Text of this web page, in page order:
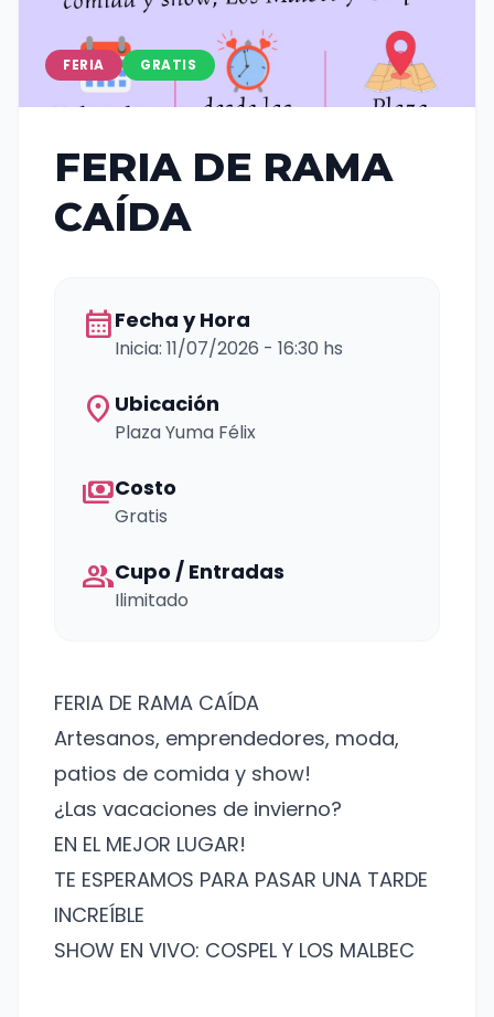
FERIA GRATIS
FERIA DE RAMA
CAÍDA
calendar_monthFecha y Hora
Inicia: 11/07/2026 - 16:30 hs
location_on Ubicación
Plaza Yuma Félix
paymentsCosto
Gratis
groupCupo / Entradas
Ilimitado
FERIA DE RAMA CAÍDA
Artesanos, emprendedores, moda,
patios de comida y show!
¿Las vacaciones de invierno?
EN EL MEJOR LUGAR!
TE ESPERAMOS PARA PASAR UNA TARDE
INCREÍBLE
SHOW EN VIVO: COSPEL Y LOS MALBEC